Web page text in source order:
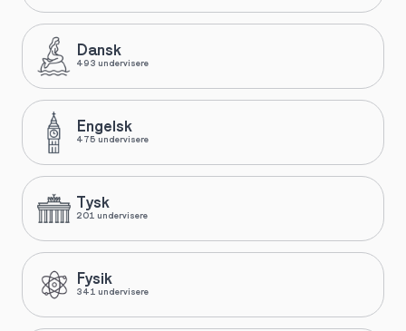
Dansk
493 undervisere
Engelsk
475 undervisere
Tysk
201 undervisere
Fysik
341 undervisere